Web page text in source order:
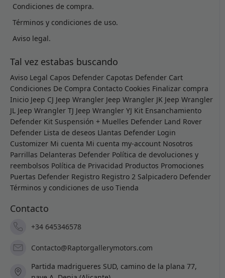
Condiciones de compra.
Términos y condiciones de uso.
Aviso legal.
Tal vez estabas buscando
Aviso Legal Capos Defender Capotas Defender Cart
Condiciones De Compra Contacto Cookies Finalizar compra
Inicio Jeep CJ Jeep Wrangler Jeep Wrangler JK Jeep Wrangler
JL Jeep Wrangler TJ Jeep Wrangler YJ Kit Ensanchamiento
Defender Kit Suspensión + Muelles Defender Land Rover
Defender Lista de deseos Llantas Defender Login
Customizer Mi cuenta Mi cuenta my-account Nosotros
Parrillas Delanteras Defender Política de devoluciones y
reembolsos Política de Privacidad Productos Promociones
Puertas Defender Registro Registro 2 Salpicadero Defender
Términos y condiciones de uso Tienda
Contacto
+34 645346578
Contacto@Raptorgallerymotors.com
Partida madrigueres SUD, camino de la plana 77,